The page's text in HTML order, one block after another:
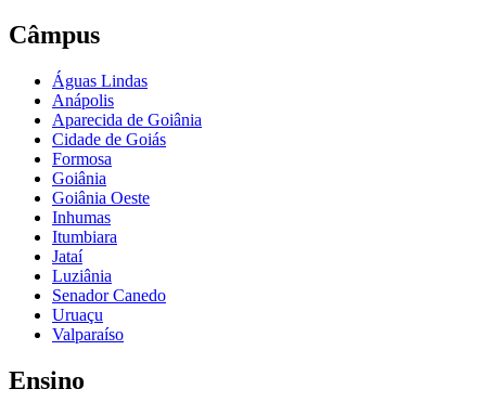
Câmpus
Águas Lindas
Anápolis
Aparecida de Goiânia
Cidade de Goiás
Formosa
Goiânia
Goiânia Oeste
Inhumas
Itumbiara
Jataí
Luziânia
Senador Canedo
Uruaçu
Valparaíso
Ensino